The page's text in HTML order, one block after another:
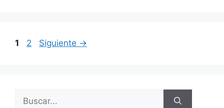
Página
1 Página
2 Siguiente →